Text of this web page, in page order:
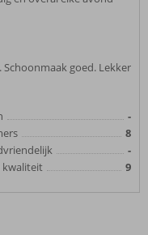
goed. Lekker
-
8
-
kwaliteit
9